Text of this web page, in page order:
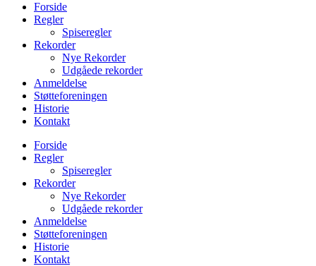
Forside
Regler
Spiseregler
Rekorder
Nye Rekorder
Udgåede rekorder
Anmeldelse
Støtteforeningen
Historie
Kontakt
Forside
Regler
Spiseregler
Rekorder
Nye Rekorder
Udgåede rekorder
Anmeldelse
Støtteforeningen
Historie
Kontakt